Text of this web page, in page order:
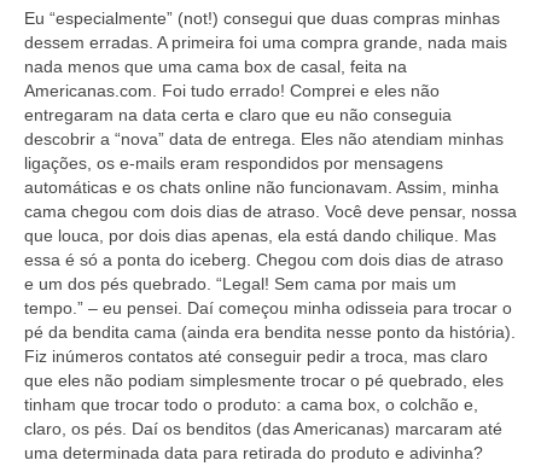
Eu “especialmente” (not!) consegui que duas compras minhas
dessem erradas. A primeira foi uma compra grande, nada mais
nada menos que uma cama box de casal, feita na
Americanas.com. Foi tudo errado! Comprei e eles não
entregaram na data certa e claro que eu não conseguia
descobrir a “nova” data de entrega. Eles não atendiam minhas
ligações, os e-mails eram respondidos por mensagens
automáticas e os chats online não funcionavam. Assim, minha
cama chegou com dois dias de atraso. Você deve pensar, nossa
que louca, por dois dias apenas, ela está dando chilique. Mas
essa é só a ponta do iceberg. Chegou com dois dias de atraso
e um dos pés quebrado. “Legal! Sem cama por mais um
tempo.” – eu pensei. Daí começou minha odisseia para trocar o
pé da bendita cama (ainda era bendita nesse ponto da história).
Fiz inúmeros contatos até conseguir pedir a troca, mas claro
que eles não podiam simplesmente trocar o pé quebrado, eles
tinham que trocar todo o produto: a cama box, o colchão e,
claro, os pés. Daí os benditos (das Americanas) marcaram até
uma determinada data para retirada do produto e adivinha?